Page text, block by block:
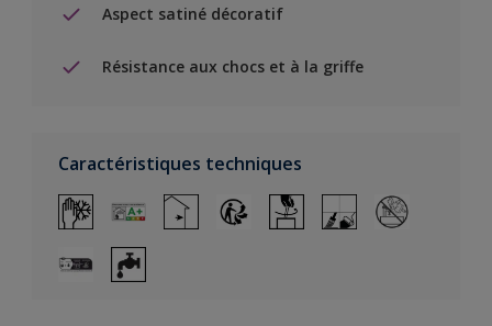
Aspect satiné décoratif
Résistance aux chocs et à la griffe
Caractéristiques techniques